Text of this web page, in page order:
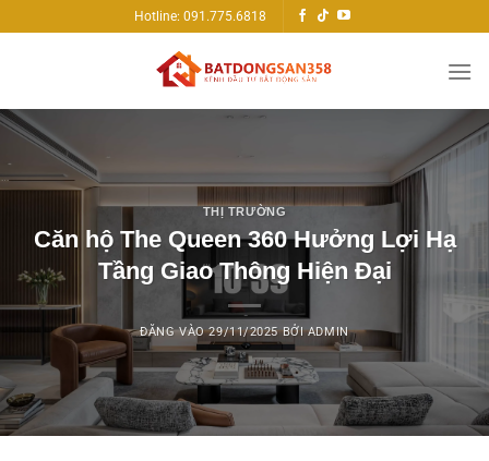
qua
Hotline: 091.775.6818
THỊ TRƯỜNG
Căn hộ The Queen 360 Hưởng Lợi Hạ
Tầng Giao Thông Hiện Đại
ĐĂNG VÀO29/11/2025 BỞIADMIN